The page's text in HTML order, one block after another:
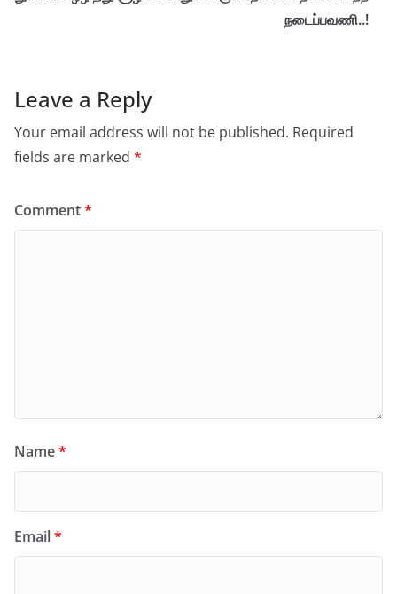
நடைப்பவணி..!
Leave a Reply
Your email address will not be published. Required
fields are marked *
Comment*
Name*
Email*